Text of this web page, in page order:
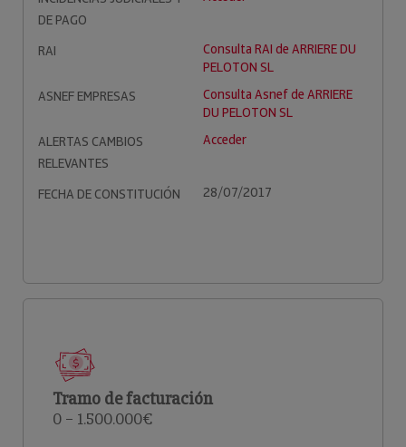
DE PAGO
RAI
Consulta RAI de ARRIERE DU
PELOTON SL
ASNEF EMPRESAS
Consulta Asnef de ARRIERE
DU PELOTON SL
ALERTAS CAMBIOS
RELEVANTES
Acceder
FECHA DE CONSTITUCIÓN 28/07/2017
Tramo de facturación
0 – 1.500.000€